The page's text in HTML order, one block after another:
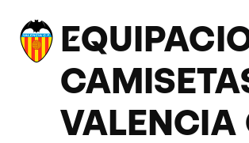
EQUIPACIONES Y
VALENCIA